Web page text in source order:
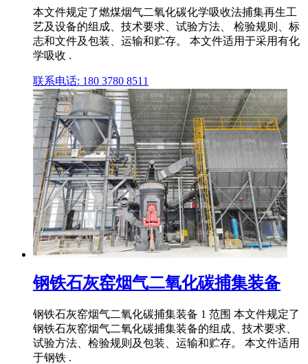
本文件规定了燃煤烟气二氧化碳化学吸收法捕集再生工
艺及设备的组成、技术要求、试验方法、 检验规则、标
志和文件及包装、运输和贮存。 本文件适用于采用有化
学吸收 .
联系电话: 180 3780 8511
钢铁石灰窑烟气二氧化碳捕集装备
钢铁石灰窑烟气二氧化碳捕集装备 1 范围 本文件规定了
钢铁石灰窑烟气二氧化碳捕集装备的组成、技术要求、
试验方法、检验规则及包装、运输和贮存。 本文件适用
于钢铁 .